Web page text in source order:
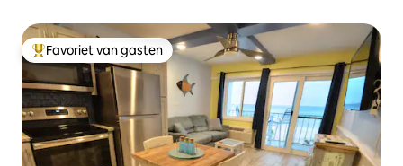
Topfavoriet van gasten
Favoriet van gasten